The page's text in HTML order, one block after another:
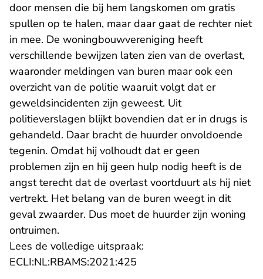
door mensen die bij hem langskomen om gratis
spullen op te halen, maar daar gaat de rechter niet
in mee. De woningbouwvereniging heeft
verschillende bewijzen laten zien van de overlast,
waaronder meldingen van buren maar ook een
overzicht van de politie waaruit volgt dat er
geweldsincidenten zijn geweest. Uit
politieverslagen blijkt bovendien dat er in drugs is
gehandeld. Daar bracht de huurder onvoldoende
tegenin. Omdat hij volhoudt dat er geen
problemen zijn en hij geen hulp nodig heeft is de
angst terecht dat de overlast voortduurt als hij niet
vertrekt. Het belang van de buren weegt in dit
geval zwaarder. Dus moet de huurder zijn woning
ontruimen.
Lees de volledige uitspraak:
ECLI:NL:RBAMS:2021:425